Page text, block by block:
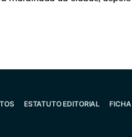
ESTATUTO EDITORIAL